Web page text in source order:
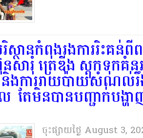
ស្ថានកំពុងរងការរិះគន់
ារុំ ត្រេឌីង ស្តុកទុក
និងការរាយប៉ាយសំណល់
តែមិនបានបញ្ជាក់ប
ចុះផ្សាយថ្ងៃ​ August 3,